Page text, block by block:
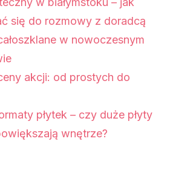
się do rozmowy z doradcą
w nowoczesnym
akcji: od prostych do
płytek – czy duże płyty
wnętrze?